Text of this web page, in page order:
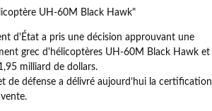
UH-60M Black Hawk"
d'État a pris une décision approuvant une
grec d'hélicoptères UH-60M Black Hawk et
milliard de dollars.
de défense a délivré aujourd’hui la certification